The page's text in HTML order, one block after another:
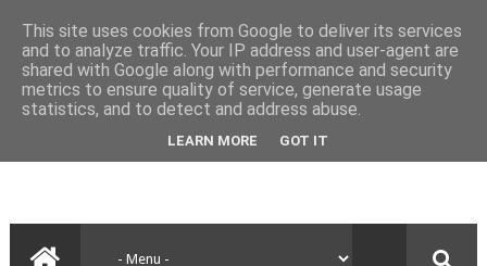
This site uses cookies from Google to deliver its services
and to analyze traffic. Your IP address and user-agent are
shared with Google along with performance and security
metrics to ensure quality of service, generate usage
statistics, and to detect and address abuse.
LEARN MORE GOT IT